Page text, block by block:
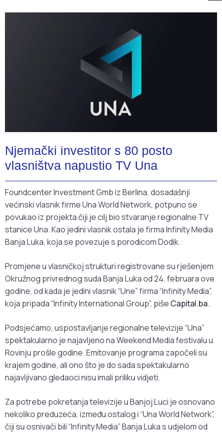
Njemački investitor s 80 posto
vlasništva napustio TV Una
Foundcenter Investment Gmb iz Berlina, dosadašnji
većinski vlasnik firme Una World Network, potpuno se
povukao iz projekta čiji je cilj bio stvaranje regionalne TV
stanice Una. Kao jedini vlasnik ostala je firma Infinity Media
Banja Luka, koja se povezuje s porodicom Dodik.
Promjene u vlasničkoj strukturi registrovane su rješenjem
Okružnog privrednog suda Banja Luka od 24. februara ove
godine, od kada je jedini vlasnik “Une” firma “Infinity Media”,
koja pripada “Infinity International Group”, pišeCapital.ba.
Podsjećamo, uspostavljanje regionalne televizije “Una”
spektakularno je najavljeno na Weekend Media festivalu u
Rovinju prošle godine. Emitovanje programa započeli su
krajem godine, ali ono što je do sada spektakularno
najavljivano gledaoci nisu imali priliku vidjeti.
Za potrebe pokretanja televizije u Banjoj Luci je osnovano
nekoliko preduzeća, između ostalog i “Una World Network”,
čiji su osnivači bili “Infinity Media” Banja Luka s udjelom od